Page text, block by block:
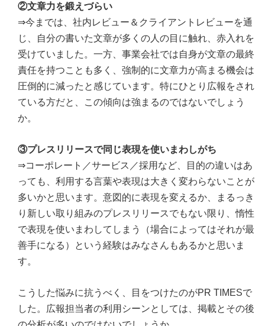
②文章力を鍛えづらい
⇒今までは、社内レビュー＆クライアントレビューを通
じ、自分の書いた文章が多くの人の目に触れ、赤入れを
受けていました。一方、事業会社では自身が文章の最終
責任を持つことも多く、強制的に文章力が高まる機会は
圧倒的に減ったと感じています。特にひとり広報をされ
ている方だと、この傾向は強まるのではないでしょう
か。
③プレスリリースで同じ表現を使いまわしがち
⇒コーポレート／サービス／採用など、目的の違いはあ
っても、利用する言葉や表現は大きく変わらないことが
多いかと思います。意図的に表現を変えるか、まるっき
り新しい取り組みのプレスリリースでもない限り、惰性
で表現を使いまわしてしまう（場合によってはそれが最
善手になる）という経験はみなさんもあるかと思いま
す。
こうした悩みに抗うべく、目をつけたのがPR TIMESで
した。広報担当者の利用シーンとしては、掲載とその後